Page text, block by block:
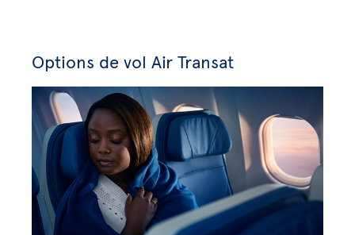
Options de vol Air Transat